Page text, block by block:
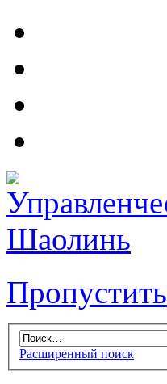
Пропустить
Расширенный поиск